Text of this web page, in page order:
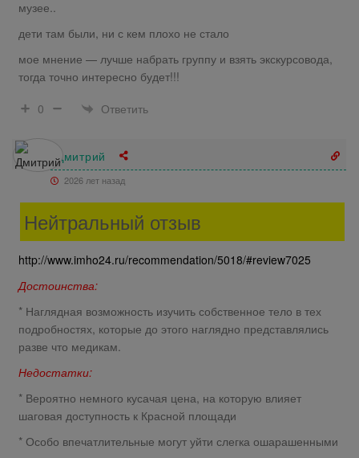
музее..
дети там были, ни с кем плохо не стало
мое мнение — лучше набрать группу и взять экскурсовода,
тогда точно интересно будет!!!
0
Ответить
Дмитрий
2026 лет назад
Нейтральный отзыв
http://www.imho24.ru/recommendation/5018/#review7025
Достоинства:
* Наглядная возможность изучить собственное тело в тех
подробностях, которые до этого наглядно представлялись
разве что медикам.
Недостатки:
* Вероятно немного кусачая цена, на которую влияет
шаговая доступность к Красной площади
* Особо впечатлительные могут уйти слегка ошарашенными